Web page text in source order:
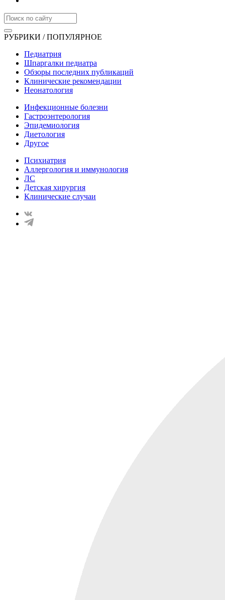
РУБРИКИ / ПОПУЛЯРНОЕ
Педиатрия
Шпаргалки педиатра
Обзоры последних публикаций
Клинические рекомендации
Неонатология
Инфекционные болезни
Гастроэнтерология
Эпидемиология
Диетология
Другое
Психиатрия
Аллергология и иммунология
ЛС
Детская хирургия
Клинические случаи